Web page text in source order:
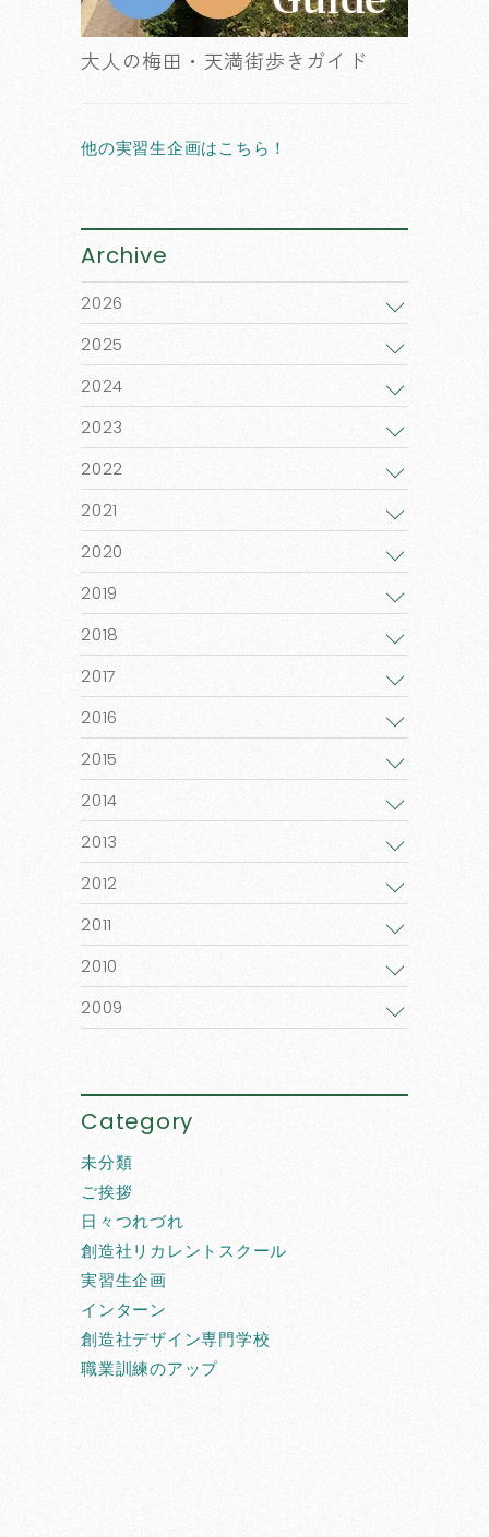
大人の梅田・天満街歩きガイド
他の実習生企画はこちら！
Archive
2026
2025
2024
2023
2022
2021
2020
2019
2018
2017
2016
2015
2014
2013
2012
2011
2010
2009
Category
未分類
ご挨拶
日々つれづれ
創造社リカレントスクール
実習生企画
インターン
創造社デザイン専門学校
職業訓練のアップ